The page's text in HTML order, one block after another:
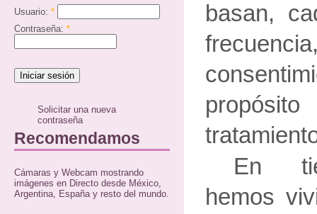
Usuario: *
Contraseña: *
Solicitar una nueva
contraseña
Recomendamos
Cámaras y Webcam mostrando
imágenes en Directo desde México,
Argentina, España y resto del mundo.
basan,
En
hemos